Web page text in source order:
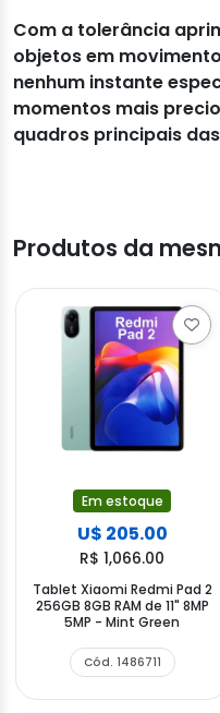
Com a tolerância
objetos em
nenhum instante
momentos mais
quadros principais
Produtos da
Em estoque
U$ 205.00
R$ 1,066.00
Tablet Xiaomi Redmi Pad 2
256GB 8GB RAM de 11" 8MP
5MP - Mint Green
Cód. 1486711